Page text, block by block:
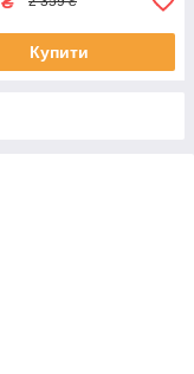
Купити